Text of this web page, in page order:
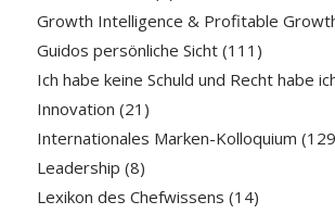
Growth Intelligence & Profitable
Guidos persönliche Sicht(111)
Ich habe keine Schuld und Recht habe
Innovation (21)
Internationales Marken-Kolloquium
Leadership (8)
Lexikon des Chefwissens (14)